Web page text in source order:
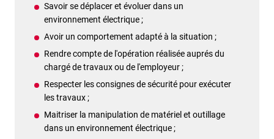
Savoir se déplacer et évoluer dans un
environnement électrique ;
Avoir un comportement adapté à la situation ;
Rendre compte de l'opération réalisée auprés du
chargé de travaux ou de l'employeur ;
Respecter les consignes de sécurité pour exécuter
les travaux ;
Maitriser la manipulation de matériel et outillage
dans un environnement électrique ;